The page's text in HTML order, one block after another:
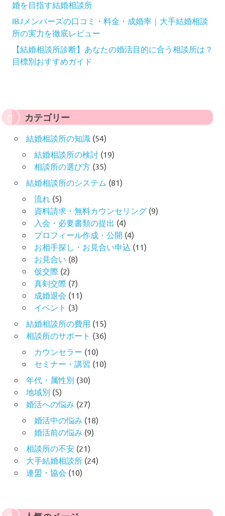
婚を目指す結婚相談所
IBJメンバーズの口コミ・料金・成婚率｜大手結婚相談
所の実力を徹底レビュー
【結婚相談所診断】あなたの婚活目的に合う相談所は？
目標別おすすめガイド
カテゴリー
結婚相談所の知識 (54)
結婚相談所の検討(19)
相談所の選び方(35)
結婚相談所のシステム (81)
流れ (5)
資料請求・無料カウンセリング(9)
入会・必要書類の提出 (4)
プロフィール作成・公開 (4)
お相手探し・お見合い申込 (11)
お見合い (8)
仮交際(2)
真剣交際(7)
成婚退会 (11)
イベント (3)
結婚相談所の費用 (15)
相談所のサポート (36)
カウンセラー (10)
セミナー・講習 (10)
年代・属性別 (30)
地域別 (5)
婚活への悩み (27)
婚活中の悩み (18)
婚活前の悩み (9)
相談所の不安(21)
大手結婚相談所(24)
連盟・協会 (10)